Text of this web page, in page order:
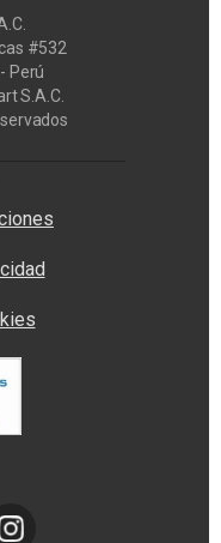
#532
Perú
S.A.C.